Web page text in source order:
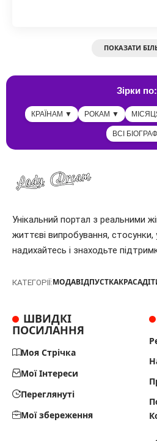
ПОКАЗАТИ
Зірки по:
КРАЇНАМ ▼ РОКАМ ▼
ВСІ
Унікальний портал з реальними
життєві випробування, стосунки,
надихайтесь і знаходьте
КАТЕГОРІЇ:МОДАВІДПУСТКАКРАСА
ШВИДКІ
ПОСИЛАННЯ
Моя Стрічка
Мої Інтереси
Переглянуті
Мої збереження